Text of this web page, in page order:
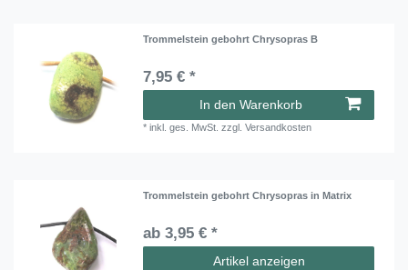
Trommelstein gebohrt Chrysopras B
7,95 € *
In den Warenkorb
*inkl. ges. MwSt. zzgl.Versandkosten
Trommelstein gebohrt Chrysopras in Matrix
ab 3,95 € *
Artikel anzeigen